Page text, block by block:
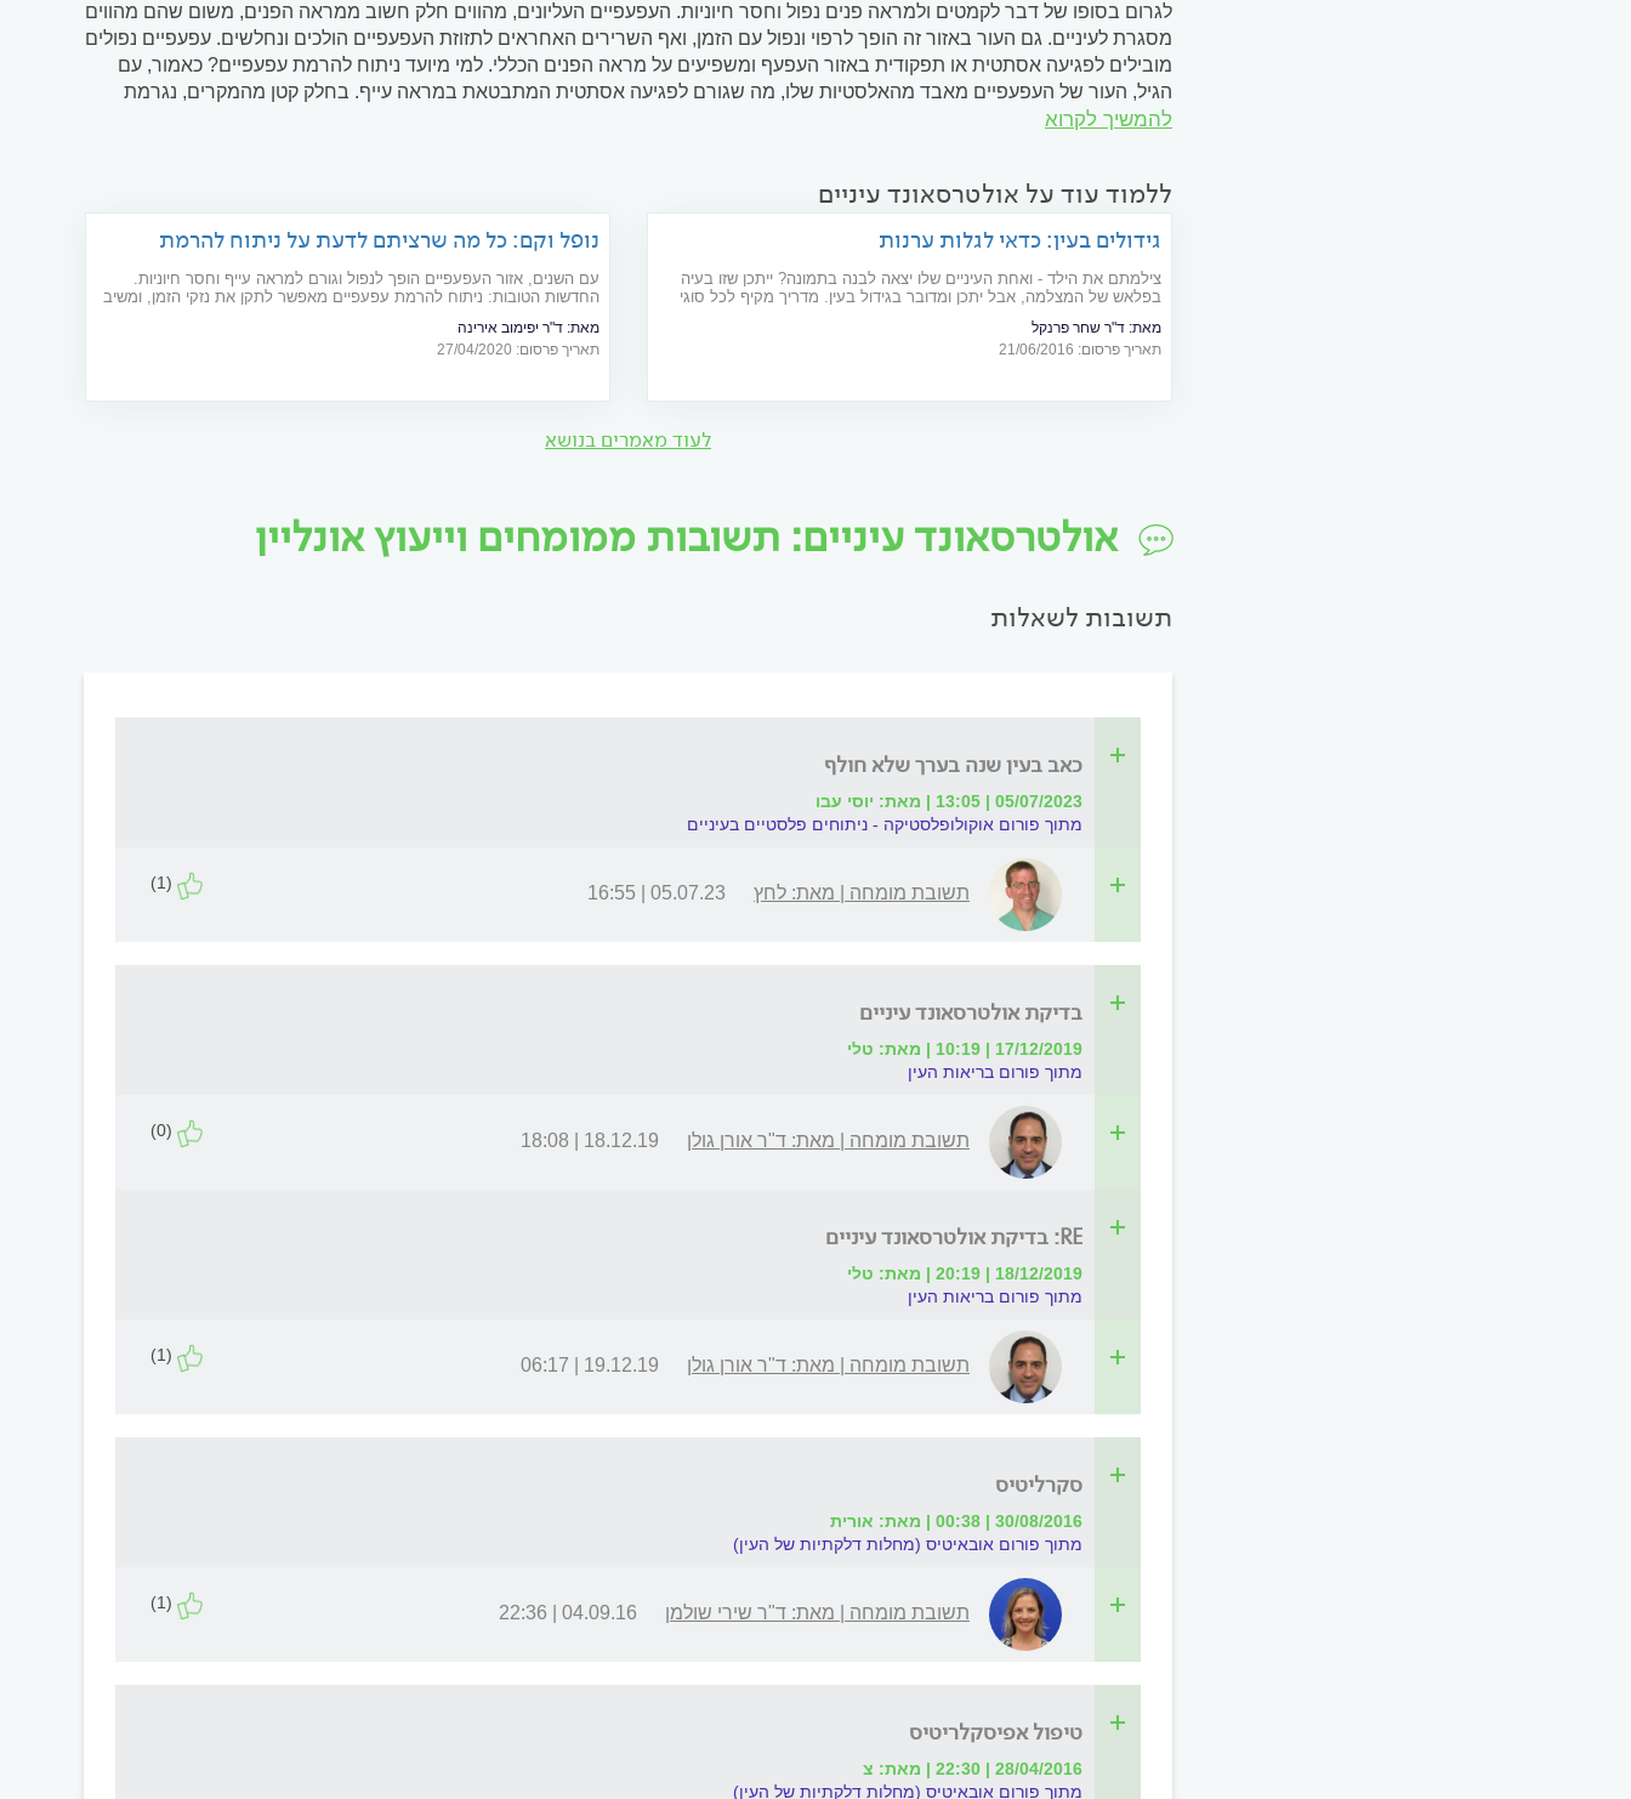
לגרום בסופו של דבר לקמטים ולמראה פנים נפול וחסר חיוניות. העפעפיים העליונים, מהווים חלק חשוב ממראה הפנים, משום שהם מהווים
מסגרת לעיניים. גם העור באזור זה הופך לרפוי ונפול עם הזמן, ואף השרירים האחראים לתזוזת העפעפיים הולכים ונחלשים. עפעפיים נפולים
מובילים לפגיעה אסתטית או תפקודית באזור העפעף ומשפיעים על מראה הפנים הכללי. למי מיועד ניתוח להרמת עפעפיים? כאמור, עם
הגיל, העור של העפעפיים מאבד מהאלסטיות שלו, מה שגורם לפגיעה אסתטית המתבטאת במראה עייף. בחלק קטן מהמקרים, נגרמת
פגיעה תפקודית של העיניים: כך למשל, הרכבה ממושכת של עדשות מגע, בעיה מבנית מולדת או...
להמשיך לקרוא
ללמוד עוד על אולטרסאונד עיניים
גידולים בעין: כדאי לגלות ערנות
צילמתם את הילד - ואחת העיניים שלו יצאה לבנה בתמונה? ייתכן שזו בעיה
בפלאש של המצלמה, אבל יתכן ומדובר בגידול בעין. מדריך מקיף לכל סוגי
מאת: ד"ר שחר פרנקל
תאריך פרסום: 21/06/2016
נופל וקם: כל מה שרציתם לדעת על ניתוח להרמת
עם השנים, אזור העפעפיים הופך לנפול וגורם למראה עייף וחסר חיוניות.
החדשות הטובות: ניתוח להרמת עפעפיים מאפשר לתקן את נזקי הזמן, ומשיב
הנה כל מה שכדאי לדעת בנושא
מאת: ד"ר יפימוב אירינה
תאריך פרסום: 27/04/2020
לעוד מאמרים בנושא
אולטרסאונד עיניים: תשובות ממומחים וייעוץ אונליין
תשובות לשאלות
כאב בעין שנה בערך שלא חולף
05/07/2023 | 13:05 | מאת: יוסי עבו
מתוך פורום אוקולופלסטיקה - ניתוחים פלסטיים בעיניים
תשובת מומחה | מאת: לחץ 05.07.23 | 16:55
(1)
בדיקת אולטרסאונד עיניים
17/12/2019 | 10:19 | מאת: טלי
מתוך פורום בריאות העין
תשובת מומחה | מאת: ד"ר אורן גולן 18.12.19 | 18:08
(0)
RE: בדיקת אולטרסאונד עיניים
18/12/2019 | 20:19 | מאת: טלי
מתוך פורום בריאות העין
תשובת מומחה | מאת: ד"ר אורן גולן 19.12.19 | 06:17
(1)
סקרליטיס
30/08/2016 | 00:38 | מאת: אורית
מתוך פורום אובאיטיס (מחלות דלקתיות של העין)
תשובת מומחה | מאת: ד"ר שירי שולמן 04.09.16 | 22:36
(1)
טיפול אפיסקלריטיס
28/04/2016 | 22:30 | מאת: צ
מתוך פורום אובאיטיס (מחלות דלקתיות של העין)